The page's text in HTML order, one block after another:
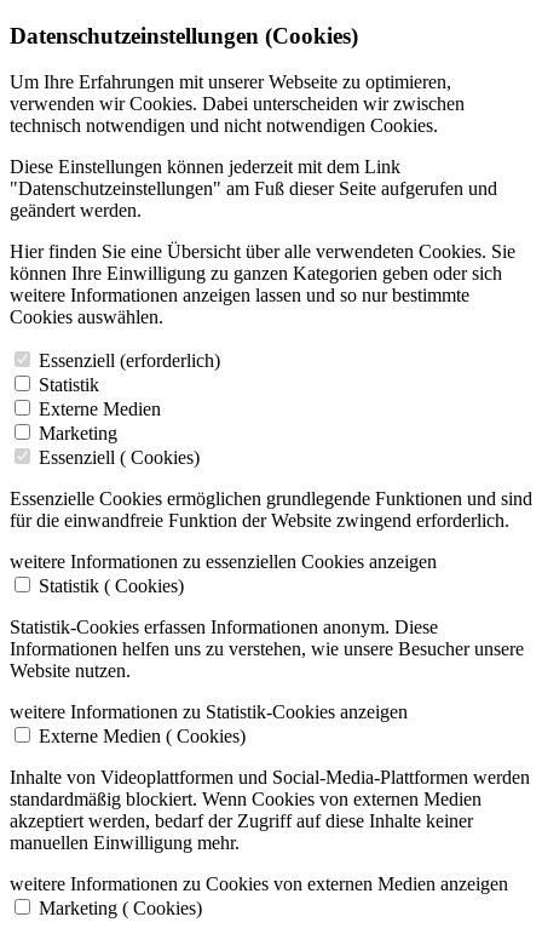
Datenschutzeinstellungen (Cookies)
Um Ihre Erfahrungen mit unserer Webseite zu optimieren,
verwenden wir Cookies. Dabei unterscheiden wir zwischen
technisch notwendigen und nicht notwendigen Cookies.
Diese Einstellungen können jederzeit mit dem Link
"Datenschutzeinstellungen" am Fuß dieser Seite aufgerufen und
geändert werden.
Hier finden Sie eine Übersicht über alle verwendeten Cookies. Sie
können Ihre Einwilligung zu ganzen Kategorien geben oder sich
weitere Informationen anzeigen lassen und so nur bestimmte
Cookies auswählen.
Essenziell (erforderlich)
Statistik
Externe Medien
Marketing
Essenziell ( Cookies)
Essenzielle Cookies ermöglichen grundlegende Funktionen und sind
für die einwandfreie Funktion der Website zwingend erforderlich.
weitere Informationen zu essenziellen Cookies anzeigen
Statistik ( Cookies)
Statistik-Cookies erfassen Informationen anonym. Diese
Informationen helfen uns zu verstehen, wie unsere Besucher unsere
Website nutzen.
weitere Informationen zu Statistik-Cookies anzeigen
Externe Medien ( Cookies)
Inhalte von Videoplattformen und Social-Media-Plattformen werden
standardmäßig blockiert. Wenn Cookies von externen Medien
akzeptiert werden, bedarf der Zugriff auf diese Inhalte keiner
manuellen Einwilligung mehr.
weitere Informationen zu Cookies von externen Medien anzeigen
Marketing ( Cookies)